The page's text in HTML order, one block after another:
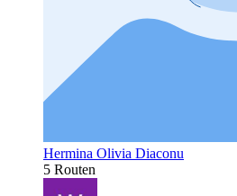
Hermina Olivia Diaconu
5 Routen